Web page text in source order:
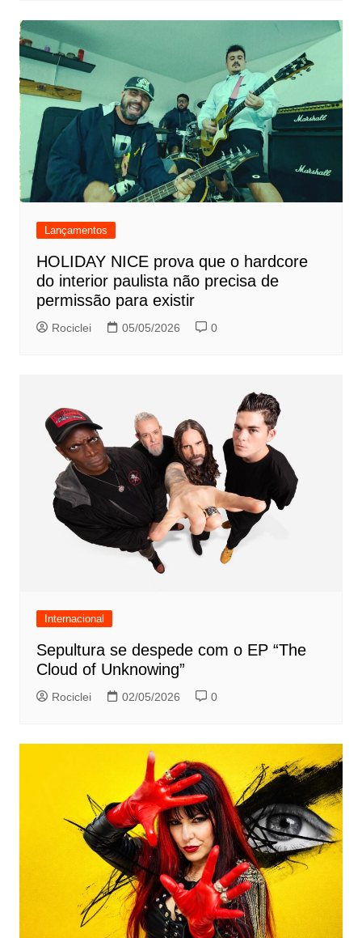
Lançamentos
HOLIDAY NICE prova que o hardcore
do interior paulista não precisa de
permissão para existir
Rociclei 05/05/2026 0
Internacional
Sepultura se despede com o EP “The
Cloud of Unknowing”
Rociclei 02/05/2026 0